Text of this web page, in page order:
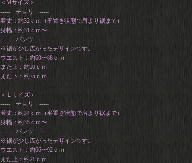
＜Mサイズ＞
----- チョリ -----
着丈：約32ｃｍ（平置き状態で肩より裾まで）
身幅：約31ｃｍ〜
----- パンツ -----
※裾が少し広がったデザインです。
ウエスト：約60〜88ｃｍ
また上：約20ｃｍ
また下：約75ｃｍ
＜Ｌサイズ＞
----- チョリ -----
着丈：約34ｃｍ（平置き状態で肩より裾まで）
身幅：約35ｃｍ〜
----- パンツ -----
※裾が少し広がったデザインです。
ウエスト：約66〜92ｃｍ
また上：約21ｃｍ